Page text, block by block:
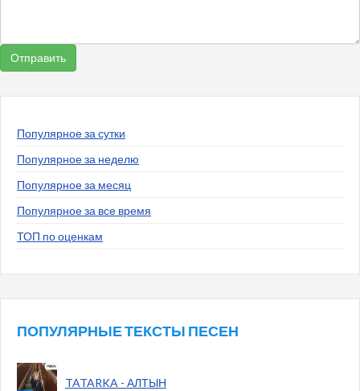
Популярное за сутки
Популярное за неделю
Популярное за месяц
Популярное за все время
ТОП по оценкам
ПОПУЛЯРНЫЕ ТЕКСТЫ ПЕСЕН
TATARKA - АЛТЫН